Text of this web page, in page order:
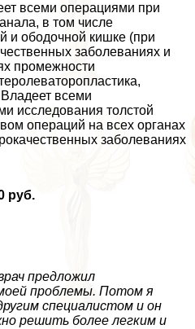
всеми операциями при
в том числе
и ободочной кишке (при
заболеваниях и
промежности
всеми
исследования толстой
операций на всех органах
заболеваниях
руб.
предложил
проблемы. Потом я
специалистом и он
решить более легким и